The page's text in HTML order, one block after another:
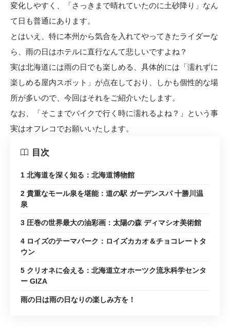
変化しやすく、「さっきまで晴れていたのに土砂降り」なん
て日も普通にあります。
とはいえ、特に本州から気合を入れてやってきたライダーな
ら、雨の日はホテルに直行なんて悲しいですよね？
実は北海道には雨の日でも楽しめる、具体的には「濡れずに
楽しめる屋内スポット」が点在しており、しかも個性的な場
所が多いので、今回はそれをご紹介いたします。
なお、「そこまでバイクで行く時に濡れるよね？」という事
実はオフレコでお願いいたします。
目次
1 北海道を深く知る：北海道博物館
2 貴重なモール泉を堪能：道の駅 ガーデンスパ 十勝川温
泉
3 圧巻の世界最大の油彩画：太陽の森 ディマシオ美術館
4 ロイズのテーマパーク：ロイズカカオ＆チョコレートタ
ウン
5 クリオネに会える：北海道立オホーツク流氷科学センタ
ー GIZA
雨の日は雨の日なりの楽しみ方を！